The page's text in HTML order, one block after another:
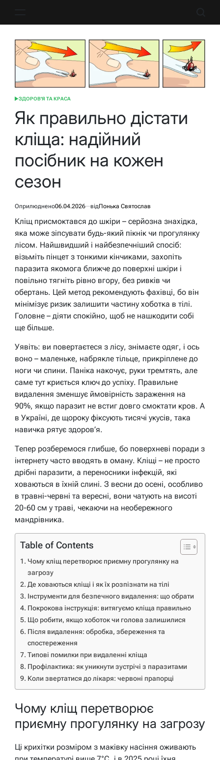
ОПУБЛІКУВАТИ
ЗДОРОВ'Я ТА КРАСА
Як правильно дістати
кліща: надійний
посібник на кожен
сезон
Оприлюднено06.04.2026 відПонька Святослав
Кліщ присмоктався до шкіри – серйозна знахідка,
яка може зіпсувати будь-який пікнік чи прогулянку
лісом. Найшвидший і найбезпечніший спосіб:
візьміть пінцет з тонкими кінчиками, захопіть
паразита якомога ближче до поверхні шкіри і
повільно тягніть рівно вгору, без ривків чи
обертань. Цей метод рекомендують фахівці, бо він
мінімізує ризик залишити частину хоботка в тілі.
Головне – діяти спокійно, щоб не нашкодити собі
ще більше.
Уявіть: ви повертаєтеся з лісу, знімаєте одяг, і ось
воно – маленьке, набрякле тільце, прикріплене до
ноги чи спини. Паніка накочує, руки тремтять, але
саме тут криється ключ до успіху. Правильне
видалення зменшує ймовірність зараження на
90%, якщо паразит не встиг довго смоктати кров. А
в Україні, де щороку фіксують тисячі укусів, така
навичка рятує здоров’я.
Тепер розберемося глибше, бо поверхневі поради з
інтернету часто вводять в оману. Кліщі – не просто
дрібні паразити, а переносники інфекцій, які
ховаються в їхній слині. З весни до осені, особливо
в травні-червні та вересні, вони чатують на висоті
20-60 см у траві, чекаючи на необережного
мандрівника.
Table of Contents
Чому кліщ перетворює приємну прогулянку на
загрозу
Де ховаються кліщі і як їх розпізнати на тілі
Інструменти для безпечного видалення: що обрати
Покрокова інструкція: витягуємо кліща правильно
Що робити, якщо хоботок чи голова залишилися
Після видалення: обробка, збереження та
спостереження
Типові помилки при видаленні кліща
Профілактика: як уникнути зустрічі з паразитами
Коли звертатися до лікаря: червоні прапорці
Чому кліщ перетворює
приємну прогулянку на загрозу
Ці крихітки розміром з маківку насіння оживають